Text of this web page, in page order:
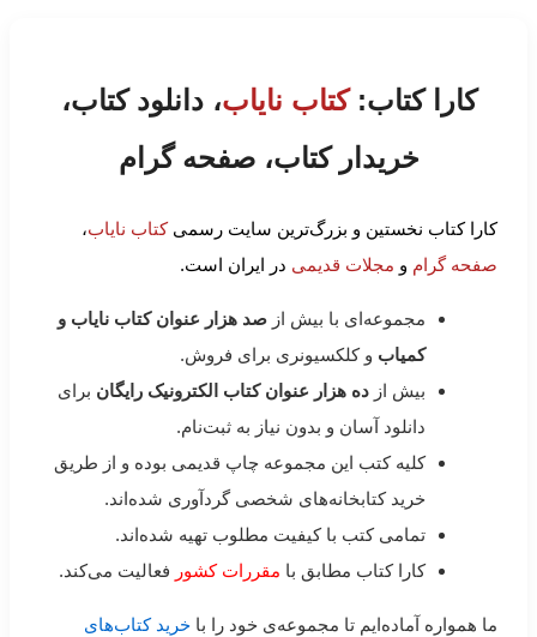
کارا کتاب:کتاب نایاب، دانلود کتاب،
خریدار کتاب، صفحه گرام
کارا کتاب نخستین و بزرگ‌ترین سایت رسمیکتاب نایاب،
صفحه گرام و مجلات قدیمی در ایران است.
مجموعه‌ای با بیش از صد هزار عنوان کتاب نایاب و
کمیاب و کلکسیونری برای فروش.
بیش از ده هزار عنوان کتاب الکترونیک رایگان برای
دانلود آسان و بدون نیاز به ثبت‌نام.
کلیه کتب این مجموعه چاپ قدیمی بوده و از طریق
خرید کتابخانه‌های شخصی گردآوری شده‌اند.
تمامی کتب با کیفیت مطلوب تهیه شده‌اند.
کارا کتاب مطابق با مقررات کشور فعالیت می‌کند.
ما همواره آماده‌ایم تا مجموعه‌ی خود را با خرید کتاب‌های